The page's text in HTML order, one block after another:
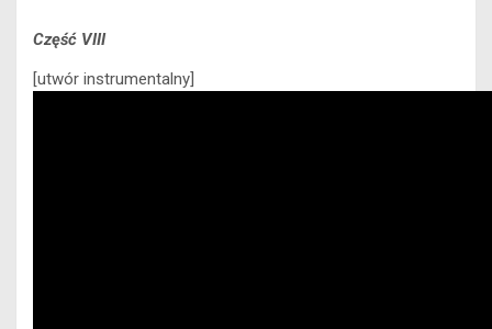
Część VIII
[utwór instrumentalny]